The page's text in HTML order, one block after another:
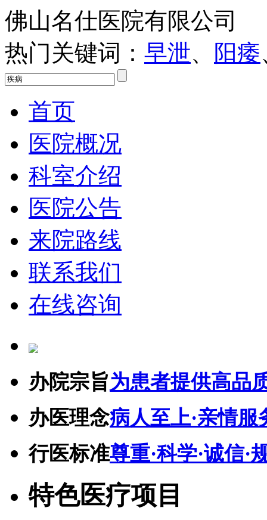
佛山名仕医院有限公司
热门关键词： 早泄、 阳痿
首页
医院概况
科室介绍
医院公告
来院路线
联系我们
在线咨询
办院宗旨为患者提供高品
办医理念病人至上·亲情服
行医标准尊重·科学·诚信·
特色医疗项目